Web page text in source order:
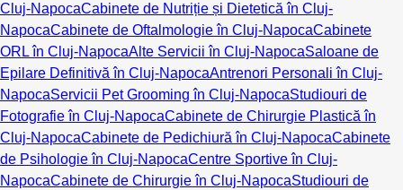
Cluj-NapocaCabinete de Nutriție și Dietetică în Cluj-
NapocaCabinete de Oftalmologie în Cluj-NapocaCabinete
ORL în Cluj-NapocaAlte Servicii în Cluj-NapocaSaloane de
Epilare Definitivă în Cluj-NapocaAntrenori Personali în Cluj-
NapocaServicii Pet Grooming în Cluj-NapocaStudiouri de
Fotografie în Cluj-NapocaCabinete de Chirurgie Plastică în
Cluj-NapocaCabinete de Pedichiură în Cluj-NapocaCabinete
de Psihologie în Cluj-NapocaCentre Sportive în Cluj-
NapocaCabinete de Chirurgie în Cluj-NapocaStudiouri de